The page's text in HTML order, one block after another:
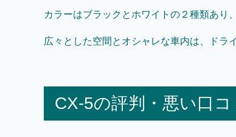
カラーはブラックとホワイトの２種類あり
広々とした空間とオシャレな車内は、ドラ
CX-5の評判・悪い口コ